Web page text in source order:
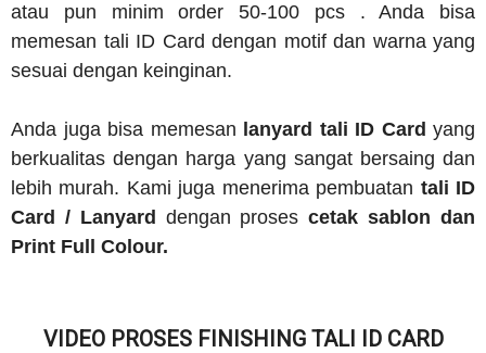
atau pun minim order 50-100 pcs . Anda bisa
memesan tali ID Card dengan motif dan warna yang
sesuai dengan keinginan.
Anda juga bisa memesan lanyard tali ID Card yang
berkualitas dengan harga yang sangat bersaing dan
lebih murah. Kami juga menerima pembuatan tali ID
Card / Lanyard dengan prosescetak sablon dan
Print Full Colour.
VIDEO PROSES FINISHING TALI ID CARD